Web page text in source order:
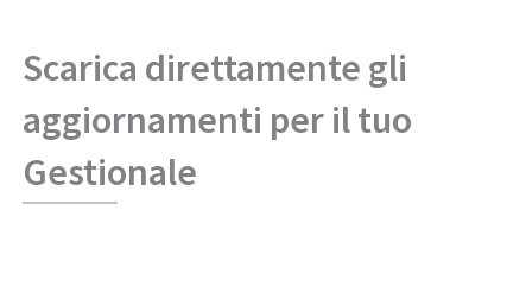
Scarica direttamente gli
aggiornamenti per il tuo
Gestionale